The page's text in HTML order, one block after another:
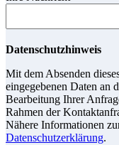
Datenschutzhinweis
Mit dem Absenden
eingegebenen Daten an
Bearbeitung Ihrer
Rahmen der
Nähere Informationen
Datenschutzerklärung.